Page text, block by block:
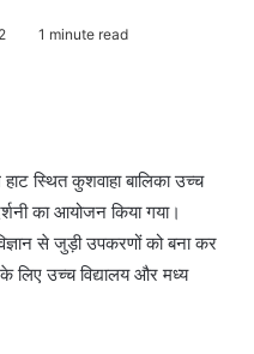
1 minute read
स्थित कुशवाहा बालिका उच्च
का आयोजन किया गया।
से जुड़ी उपकरणों को बना कर
के लिए उच्च विद्यालय और मध्य